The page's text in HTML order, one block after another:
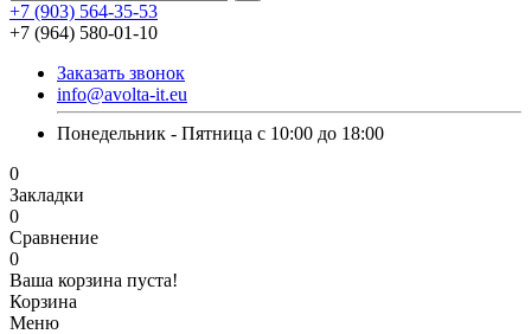
+7 (903) 564-35-53
+7 (964) 580-01-10
Заказать звонок
info@avolta-it.eu
Понедельник - Пятница с 10:00 до 18:00
0
Закладки
0
Сравнение
0
Ваша корзина пуста!
Корзина
Меню